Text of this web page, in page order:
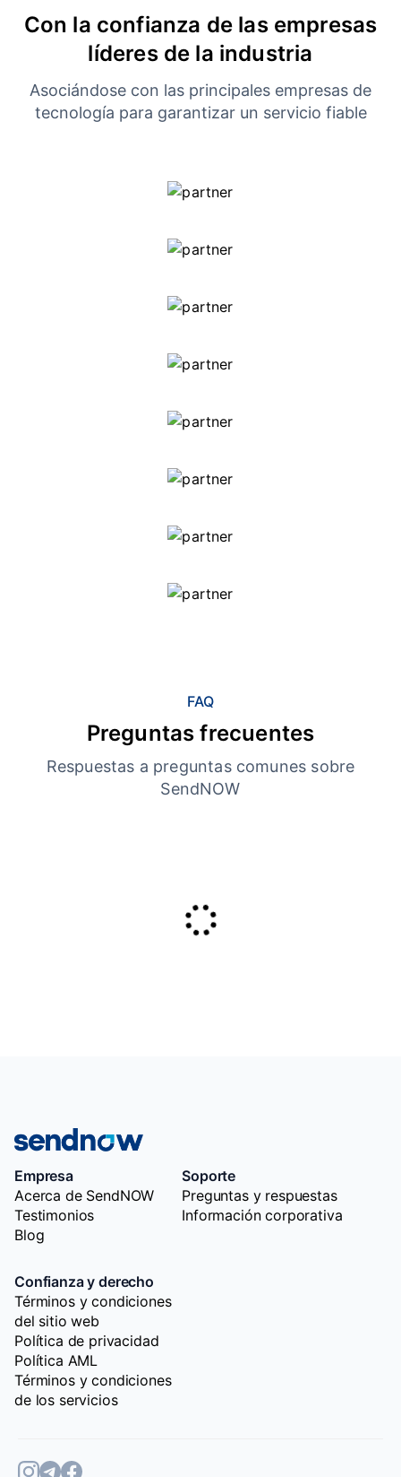
Con la confianza de las empresas
líderes de la industria
Asociándose con las principales empresas de
tecnología para garantizar un servicio fiable
FAQ
Preguntas frecuentes
Respuestas a preguntas comunes sobre
SendNOW
Empresa
Acerca de SendNOW
Testimonios
Blog
Soporte
Preguntas y respuestas
Información corporativa
Confianza y derecho
Términos y condiciones
del sitio web
Política de privacidad
Política AML
Términos y condiciones
de los servicios